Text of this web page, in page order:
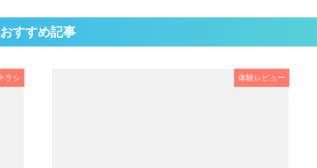
おすすめ記事
ラシ 体験レビュー